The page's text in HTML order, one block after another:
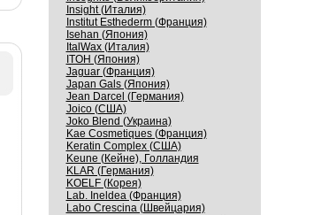
Insight (Италия)
Institut Esthederm (Франция)
Isehan (Япония)
ItalWax (Италия)
ITOH (Япония)
Jaguar (Франция)
Japan Gals (Япония)
Jean Darcel (Германия)
Joico (США)
Joko Blend (Украина)
Kaе Cosmеtiques (Франция)
Keratin Complex (США)
Keune (Кейне), Голландия
KLAR (Германия)
KOELF (Корея)
Lab. Ineldea (Франция)
Labo Crescina (Швейцария)